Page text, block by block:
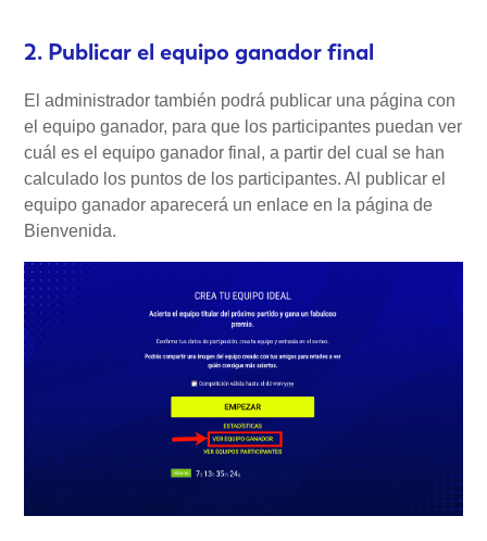
2. Publicar el equipo ganador final
El administrador también podrá publicar una página con
el equipo ganador, para que los participantes puedan ver
cuál es el equipo ganador final, a partir del cual se han
calculado los puntos de los participantes. Al publicar el
equipo ganador aparecerá un enlace en la página de
Bienvenida.